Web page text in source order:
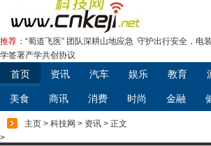
推荐： “蜀道飞医” 团队深耕山地应急 守护出行安全，电
学签署产学共创协议
首页 资讯 汽车 娱乐 教育
美食 商讯 消费 时尚 金融
主页 > 科技网 > 资讯 > 正文
>